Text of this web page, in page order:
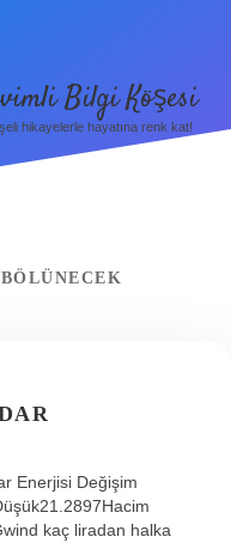
Bilgi Köşesi
hikayelerle hayatına renk kat!
Enerjisi Değişim
kaç liradan halka